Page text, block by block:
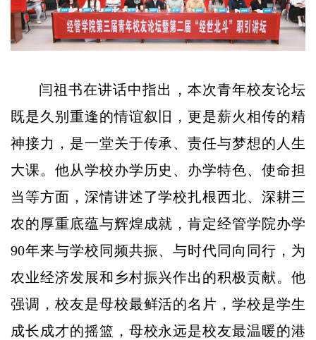
闫祖书在讲话中指出，本次青年校友论坛
既是久别重逢的情谊叙旧，更是薪火相传的精
神接力，是一堂关于传承、责任与梦想的人生
大课。他从学校办学历史、办学特色、使命担
当等方面，深情讲述了学校扎根西北、深耕三
农的厚重底蕴与辉煌成就，肯定经管学院办学
90年来与学校同频共振、与时代同向同行，为
农业经济发展和乡村振兴作出的积极贡献。他
强调，校友是母校最鲜活的名片，学校是学生
成长成才的摇篮，母校永远是校友最温暖的港